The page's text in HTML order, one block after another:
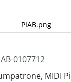
PIAB.png
0107712
MIDI